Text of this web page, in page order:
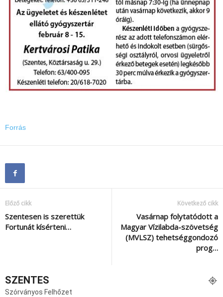
Forrás
Előző cikk
Szentesen is szerettük
Fortunát kísérteni…
Következő cikk
Vasárnap folytatódott a
Magyar Vízilabda-szövetség
(MVLSZ) tehetséggondozó
prog…
SZENTES
Szórványos Felhőzet